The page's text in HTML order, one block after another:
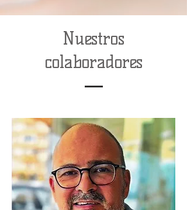
Nuestros
colaboradores